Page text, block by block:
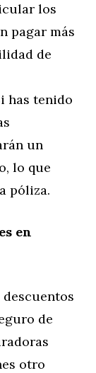
los
pagar más
de
has tenido
un
lo que
póliza.
en
descuentos
de
otro